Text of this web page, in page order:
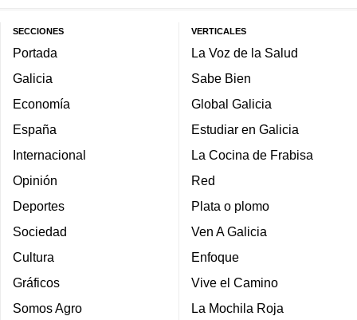
SECCIONES
Portada
Galicia
Economía
España
Internacional
Opinión
Deportes
Sociedad
Cultura
Gráficos
Somos Agro
VERTICALES
La Voz de la Salud
Sabe Bien
Global Galicia
Estudiar en Galicia
La Cocina de Frabisa
Red
Plata o plomo
Ven A Galicia
Enfoque
Vive el Camino
La Mochila Roja